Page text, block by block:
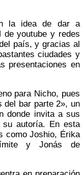
la idea de dar a
youtube y redes
país, y gracias al
ciudades y
presentaciones en
para Nicho, pues
del bar parte 2», un
donde invita a sus
su autoría. En esta
como Joshio, Érika
y Jonás de